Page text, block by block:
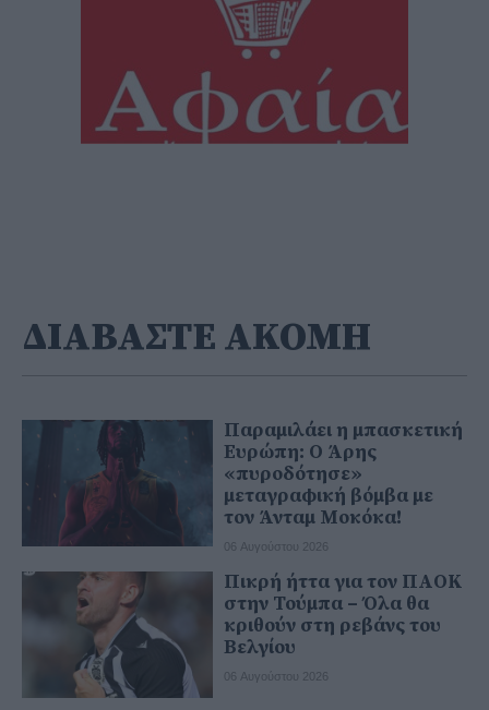
ΔΙΑΒΑΣΤΕ ΑΚΟΜΗ
Παραμιλάει η μπασκετική
Ευρώπη: Ο Άρης
«πυροδότησε»
μεταγραφική βόμβα με
τον Άνταμ Μοκόκα!
06 Αυγούστου 2026
Πικρή ήττα για τον ΠΑΟΚ
στην Τούμπα – Όλα θα
κριθούν στη ρεβάνς του
Βελγίου
06 Αυγούστου 2026